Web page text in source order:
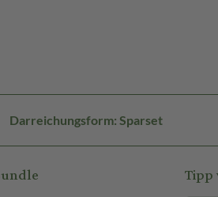
Darreichungsform: Sparset